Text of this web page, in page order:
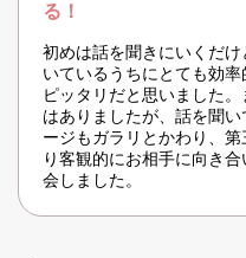
る！
初めは話を聞きにいくだ
いているうちにとても効
ピッタリだと思いました
はありましたが、話を聞
ージもガラリとかわり、
り客観的にお相手に向き
会しました。